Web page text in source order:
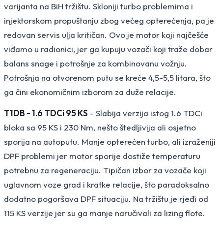
varijanta na BiH tržištu. Skloniji turbo problemima i
injektorskom propuštanju zbog većeg opterećenja, pa je
redovan servis ulja kritičan. Ovo je motor koji najčešće
viđamo u radionici, jer ga kupuju vozači koji traže dobar
balans snage i potrošnje za kombinovanu vožnju.
Potrošnja na otvorenom putu se kreće 4,5-5,5 litara, što
ga čini ekonomičnim izborom za duže relacije.
T1DB - 1.6 TDCi 95 KS - Slabija verzija istog 1.6 TDCi
bloka sa 95 KS i 230 Nm, nešto štedljivija ali osjetno
sporija na autoputu. Manje opterećen turbo, ali izraženiji
DPF problemi jer motor sporije dostiže temperaturu
potrebnu za regeneraciju. Tipičan izbor za vozače koji
uglavnom voze grad i kratke relacije, što paradoksalno
dodatno pogoršava DPF situaciju. Na tržištu je rjeđi od
115 KS verzije jer su ga manje naručivali za lizing flote.